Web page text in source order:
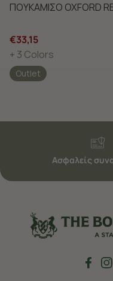
ΠΟΥΚΑΜΙΣΟ OXFORD
€33,15
+ 3 Colors
Outlet
Ασφαλείς